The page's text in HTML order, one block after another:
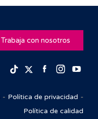
Trabaja con nosotros
TikTokTwitterFacebook
Política de privacidad
Política de calidad